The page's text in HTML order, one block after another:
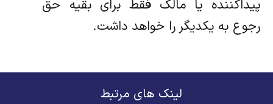
پیداکننده یا مالک فقط برای بقیه حق
رجوع به یکدیگر را خواهد داشت.
لینک های مرتبط